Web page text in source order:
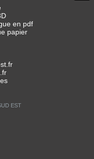
en pdf
papier
EST